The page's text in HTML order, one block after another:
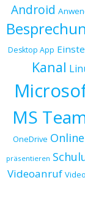
Android
Desktop App
Kanal
MS
OneDrive Online
präsentieren
Videoanruf